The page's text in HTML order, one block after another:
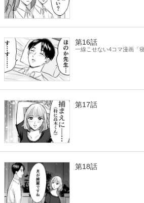
第16話
一線こせない4コマ漫画「寝
第17話
第18話